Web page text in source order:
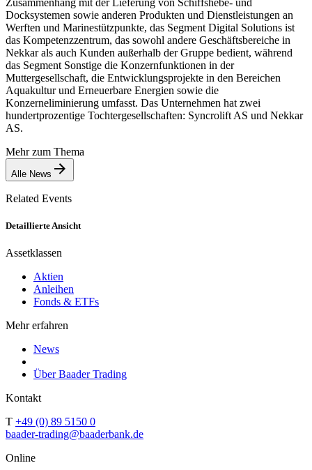
Docksystemen sowie anderen Produkten und Dienstleistungen an
Werften und Marinestützpunkte, das Segment Digital Solutions ist
das Kompetenzzentrum, das sowohl andere Geschäftsbereiche in
Nekkar als auch Kunden außerhalb der Gruppe bedient, während
das Segment Sonstige die Konzernfunktionen in der
Muttergesellschaft, die Entwicklungsprojekte in den Bereichen
Aquakultur und Erneuerbare Energien sowie die
Konzerneliminierung umfasst. Das Unternehmen hat zwei
hundertprozentige Tochtergesellschaften: Syncrolift AS und Nekkar
AS.
Mehr zum Thema
Alle News
Related Events
Detaillierte Ansicht
Assetklassen
Aktien
Anleihen
Fonds & ETFs
Mehr erfahren
News
Über Baader Trading
Kontakt
T +49 (0) 89 5150 0
baader-trading@baaderbank.de
Online